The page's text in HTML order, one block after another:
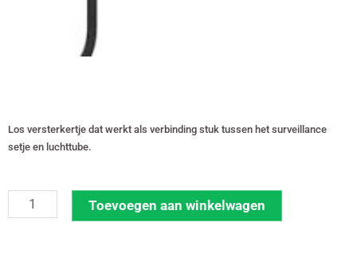
Los versterkertje dat werkt als verbinding stuk tussen het surveillance
setje en luchttube.
Portofoonsetje
versterkertje
Toevoegen aan winkelwagen